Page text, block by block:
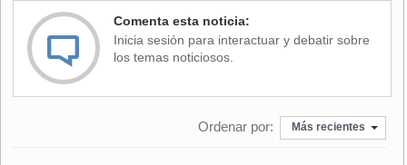
Las exportaciones peruanas a Chile en el primer semestre
del año alcanzaron los 128 millones de dólares, superior a
los 84 millones registrado en el mismo periodo de 1999,
mientras las ventas chilenas a Perú pasaron de 144 a 176
Comenta esta noticia:
Inicia sesión para interactuar y debatir sobre
los temas noticiosos.
Ordenar por: Más recientes